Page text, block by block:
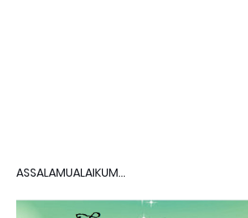
ASSALAMUALAIKUM...